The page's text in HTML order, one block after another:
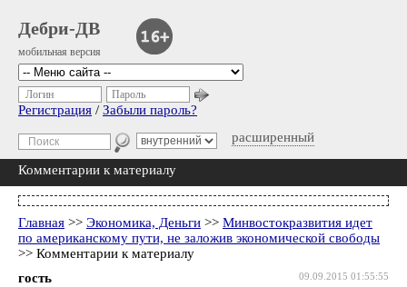
Дебри-ДВ
мобильная версия
расширенный
Логин Пароль
Регистрация / Забыли пароль?
Комментарии к материалу
Главная >> Экономика, Деньги >> Минвостокразвития идет
по американскому пути, не заложив экономической свободы
>> Комментарии к материалу
09.09.2015 01:55:55
гость